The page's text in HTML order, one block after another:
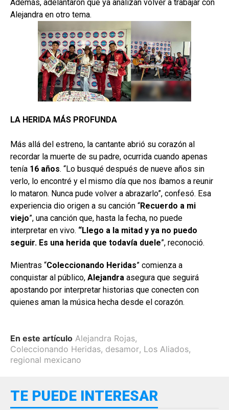
Además, adelantaron que ya analizan volver a trabajar con
Alejandra en otro tema.
LA HERIDA MÁS PROFUNDA
Más allá del estreno, la cantante abrió su corazón al
recordar la muerte de su padre, ocurrida cuando apenas
tenía 16 años. “Lo busqué después de nueve años sin
verlo, lo encontré y el mismo día que nos íbamos a reunir
lo mataron. Nunca pude volver a abrazarlo”, confesó. Esa
experiencia dio origen a su canción “Recuerdo a mi
viejo”, una canción que, hasta la fecha, no puede
interpretar en vivo. “Llego a la mitad y ya no puedo
seguir. Es una herida que todavía duele”, reconoció.
Mientras “Coleccionando Heridas” comienza a
conquistar al público, Alejandra asegura que seguirá
apostando por interpretar historias que conecten con
quienes aman la música hecha desde el corazón.
En este artículo Alejandra Rojas,
Coleccionando Heridas, desamor, Los Aliados,
regional mexicano
TE PUEDE INTERESAR